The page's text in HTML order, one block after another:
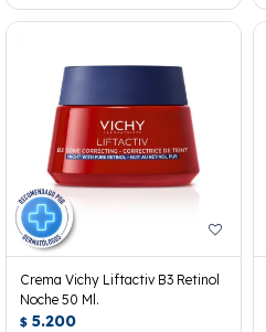
Crema Vichy Liftactiv B3 Retinol
Noche 50 Ml.
$ 5.200